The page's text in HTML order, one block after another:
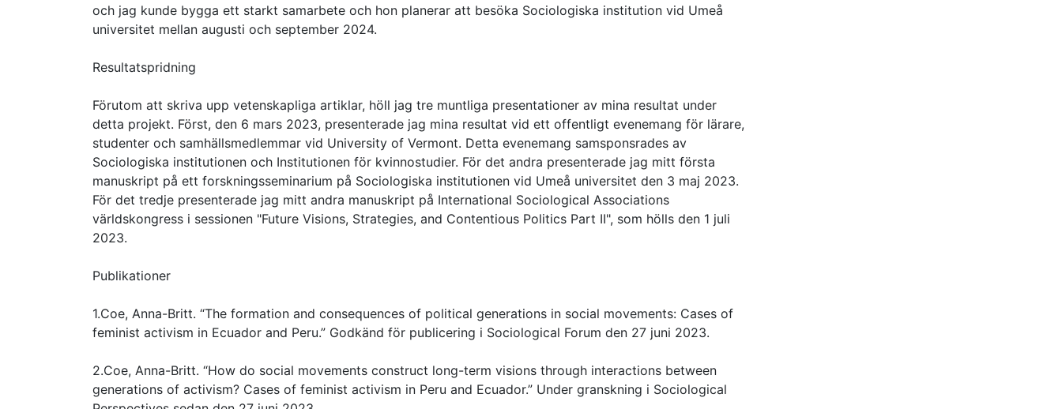
och jag kunde bygga ett starkt samarbete och hon planerar att besöka Sociologiska institution vid Umeå
universitet mellan augusti och september 2024.
Resultatspridning
Förutom att skriva upp vetenskapliga artiklar, höll jag tre muntliga presentationer av mina resultat under
detta projekt. Först, den 6 mars 2023, presenterade jag mina resultat vid ett offentligt evenemang för lärare,
studenter och samhällsmedlemmar vid University of Vermont. Detta evenemang samsponsrades av
Sociologiska institutionen och Institutionen för kvinnostudier. För det andra presenterade jag mitt första
manuskript på ett forskningsseminarium på Sociologiska institutionen vid Umeå universitet den 3 maj 2023.
För det tredje presenterade jag mitt andra manuskript på International Sociological Associations
världskongress i sessionen "Future Visions, Strategies, and Contentious Politics Part II", som hölls den 1 juli
2023.
Publikationer
1.Coe, Anna-Britt. “The formation and consequences of political generations in social movements: Cases of
feminist activism in Ecuador and Peru.” Godkänd för publicering i Sociological Forum den 27 juni 2023.
2.Coe, Anna-Britt. “How do social movements construct long-term visions through interactions between
generations of activism? Cases of feminist activism in Peru and Ecuador.” Under granskning i Sociological